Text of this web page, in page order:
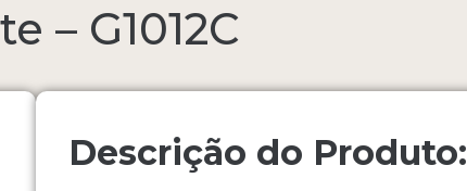
– G1012C
Descrição do Produto: